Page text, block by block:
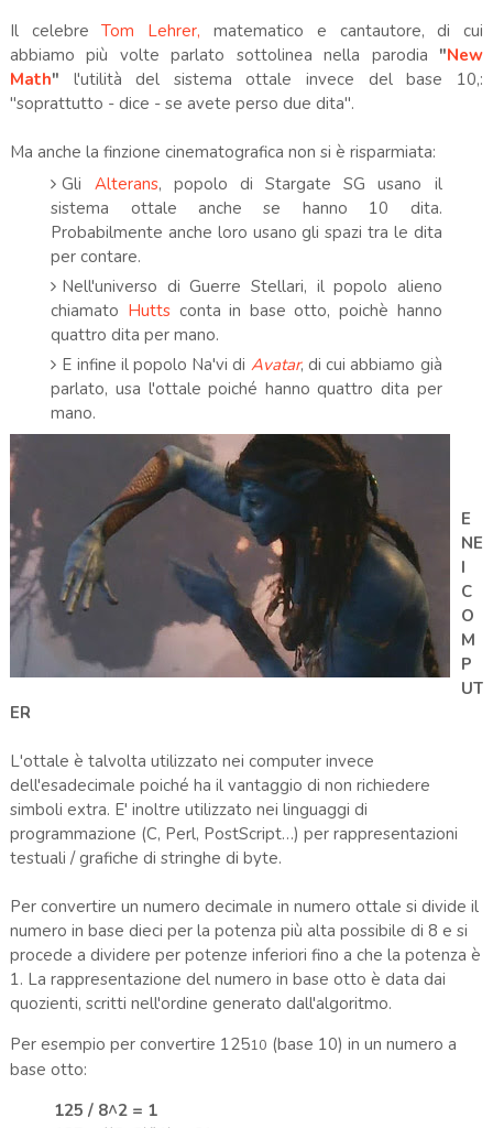
Il celebreTom Lehrer, matematico e cantautore, di cui
abbiamo più volte parlato sottolinea nella parodia "New
Math" l'utilità del sistema ottale invece del base 10,:
"soprattutto - dice - se avete perso due dita".
Ma anche la finzione cinematografica non si è risparmiata:
Gli Alterans, popolo di Stargate SG usano il
sistema ottale anche se hanno 10 dita.
Probabilmente anche loro usano gli spazi tra le dita
per contare.
Nell'universo di Guerre Stellari, il popolo alieno
chiamato Hutts conta in base otto, poichè hanno
quattro dita per mano.
E infine il popolo Na'vi di Avatar, di cui abbiamo già
parlato, usa l'ottale poiché hanno quattro dita per
mano.
E
NE
I
C
O
M
P
UT
ER
L'ottale è talvolta utilizzato nei computer invece
dell'esadecimale poiché ha il vantaggio di non richiedere
simboli extra. E' inoltre utilizzato nei linguaggi di
programmazione (C, Perl, PostScript…) per rappresentazioni
testuali / grafiche di stringhe di byte.
Per convertire un numero decimale in numero ottale si divide il
numero in base dieci per la potenza più alta possibile di 8 e si
procede a dividere per potenze inferiori fino a che la potenza è
1. La rappresentazione del numero in base otto è data dai
quozienti, scritti nell'ordine generato dall'algoritmo.
Per esempio per convertire 12510 (base 10) in un numero a
base otto:
125 / 8^2 = 1